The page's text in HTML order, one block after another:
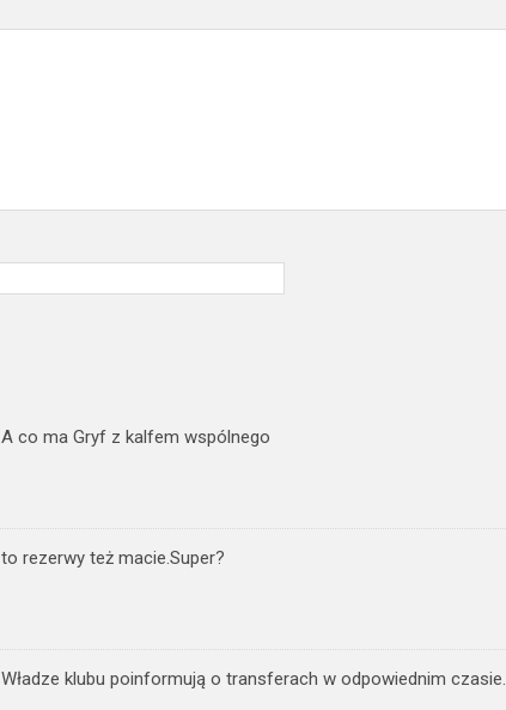
A co ma Gryf z kalfem wspólnego
to rezerwy też macie.Super?
Władze klubu poinformują o transferach w odpowiednim czasie.